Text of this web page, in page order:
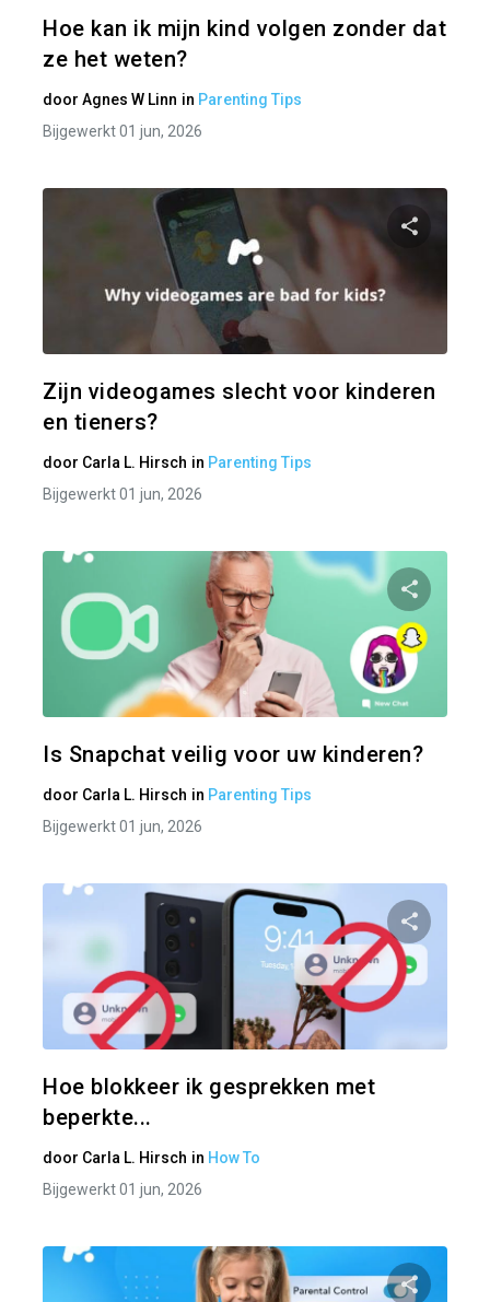
Hoe kan ik mijn kind volgen zonder dat
ze het weten?
door Agnes W Linn in Parenting Tips
Bijgewerkt 01 jun, 2026
Zijn videogames slecht voor kinderen
en tieners?
door Carla L. Hirsch in Parenting Tips
Bijgewerkt 01 jun, 2026
Is Snapchat veilig voor uw kinderen?
door Carla L. Hirsch in Parenting Tips
Bijgewerkt 01 jun, 2026
Hoe blokkeer ik gesprekken met
beperkte...
door Carla L. Hirsch in How To
Bijgewerkt 01 jun, 2026